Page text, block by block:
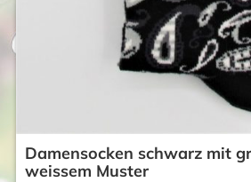
Damensocken schwarz mit
weissem Muster